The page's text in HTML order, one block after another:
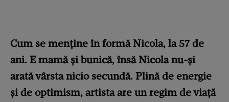
Cum se menține în formă Nicola, la 57 de
ani. E mamă și bunică, însă Nicola nu-și
arată vârsta nicio secundă. Plină de energie
și de optimism, artista are un regim de viață